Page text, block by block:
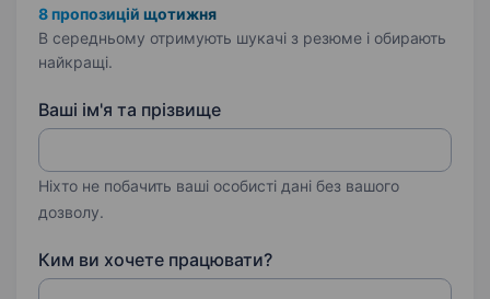
8 пропозицій щотижня
В середньому отримують шукачі з резюме і обирають
найкращі.
Ваші ім'я та прізвище
Ніхто не побачить ваші особисті дані без вашого
дозволу.
Ким ви хочете працювати?